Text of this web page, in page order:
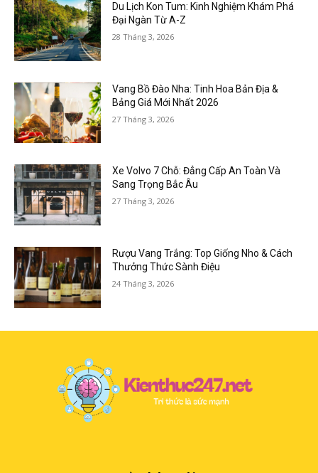
Du Lịch Kon Tum: Kinh Nghiệm Khám Phá
Đại Ngàn Từ A-Z
28 Tháng 3, 2026
Vang Bồ Đào Nha: Tinh Hoa Bản Địa &
Bảng Giá Mới Nhất 2026
27 Tháng 3, 2026
Xe Volvo 7 Chỗ: Đẳng Cấp An Toàn Và
Sang Trọng Bắc Âu
27 Tháng 3, 2026
Rượu Vang Trắng: Top Giống Nho & Cách
Thưởng Thức Sành Điệu
24 Tháng 3, 2026